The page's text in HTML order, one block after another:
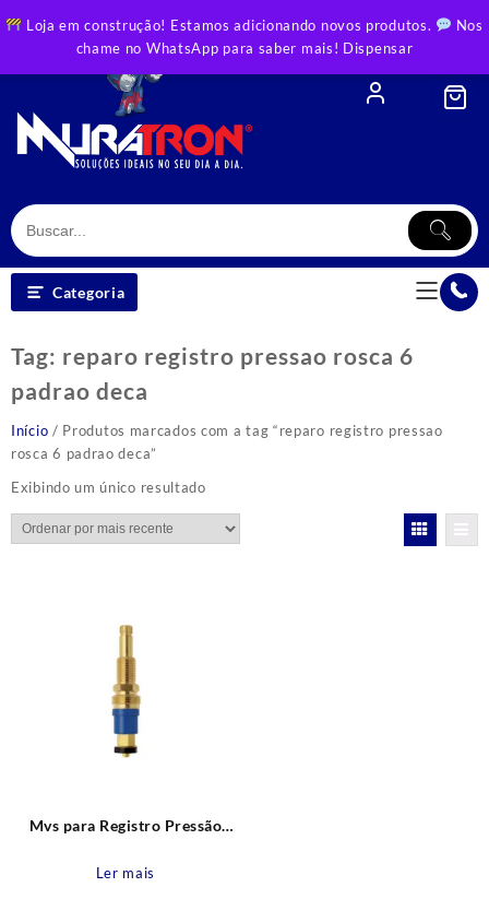
Loja em construção! Estamos adicionando novos produtos.
Nos
chame no WhatsApp para saber mais! Dispensar
to
Categoria
Tag: reparo registro pressao rosca 6
padrao deca
Início / Produtos marcados com a tag “reparo registro pressao
rosca 6 padrao deca”
Exibindo um único resultado
Mvs para Registro Pressão
Estria Deca e Similares Blukit
Ler mais